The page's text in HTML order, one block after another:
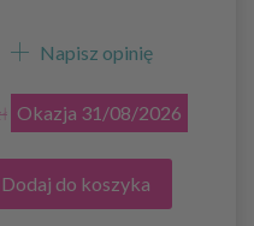
Napisz opinię
Okazja 31/08/2026
Dodaj do koszyka